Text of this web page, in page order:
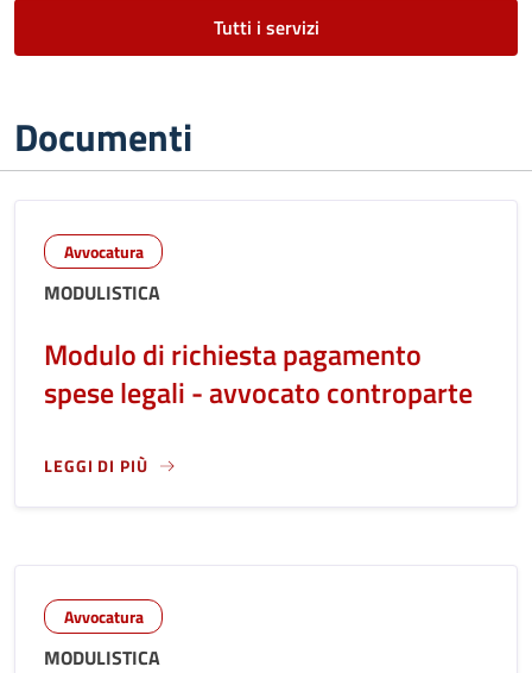
Tutti i servizi
Documenti
Avvocatura
MODULISTICA
Modulo di richiesta pagamento
spese legali - avvocato controparte
LEGGI DI PIÙ
LEGGI ANCORA RIGUARDO A: MODULO DI RICHIESTA
Avvocatura
MODULISTICA